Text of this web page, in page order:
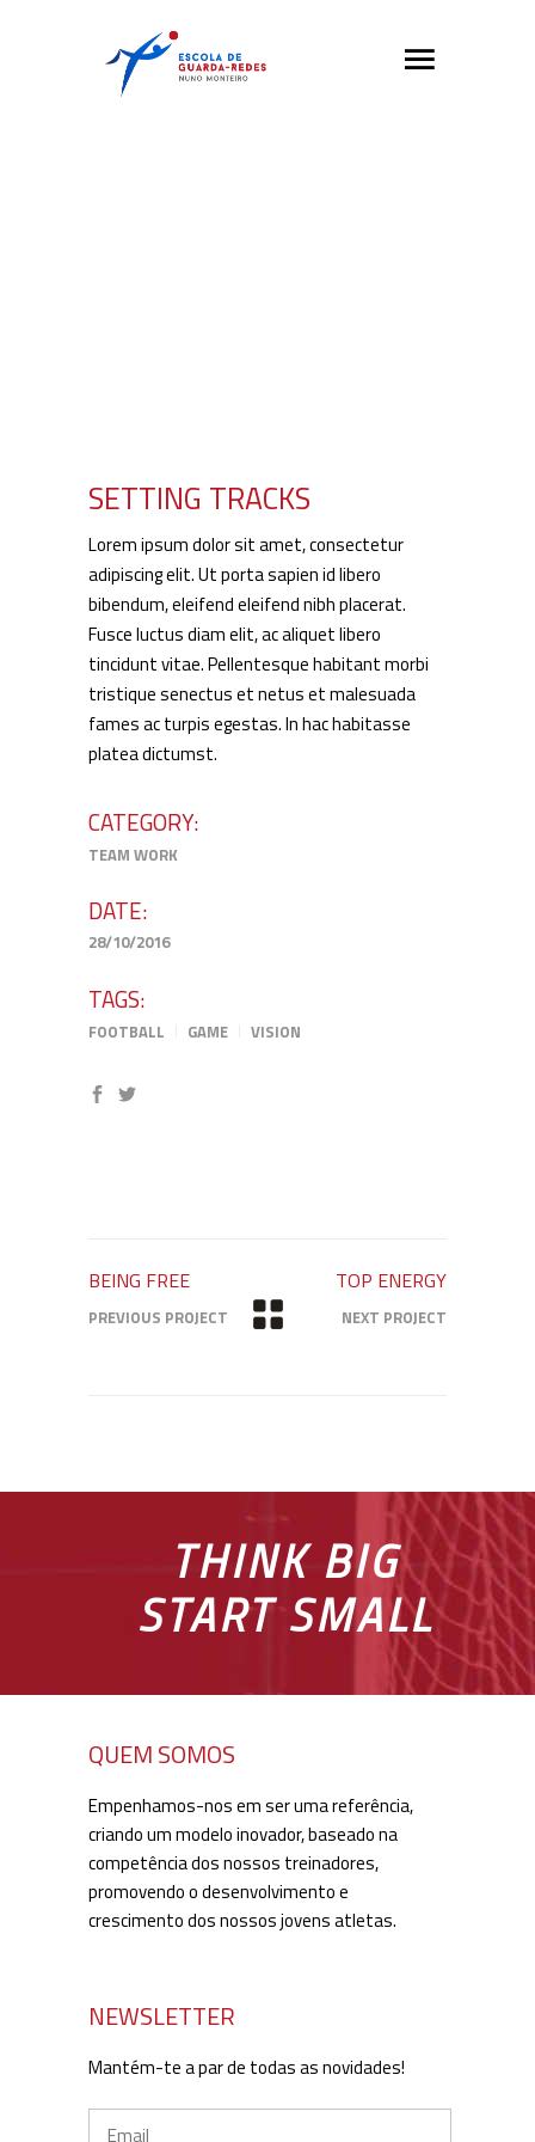
SETTING TRACKS
Lorem ipsum dolor sit amet, consectetur
adipiscing elit. Ut porta sapien id libero
bibendum, eleifend eleifend nibh placerat.
Fusce luctus diam elit, ac aliquet libero
tincidunt vitae. Pellentesque habitant morbi
tristique senectus et netus et malesuada
fames ac turpis egestas. In hac habitasse
platea dictumst.
CATEGORY:
TEAM WORK
DATE:
28/10/2016
TAGS:
FOOTBALL GAME VISION
BEING FREE
PREVIOUS PROJECT
TOP ENERGY
NEXT PROJECT
THINK BIG
START SMALL
QUEM SOMOS
Empenhamos-nos em ser uma referência,
criando um modelo inovador, baseado na
competência dos nossos treinadores,
promovendo o desenvolvimento e
crescimento dos nossos jovens atletas.
NEWSLETTER
Mantém-te a par de todas as novidades!